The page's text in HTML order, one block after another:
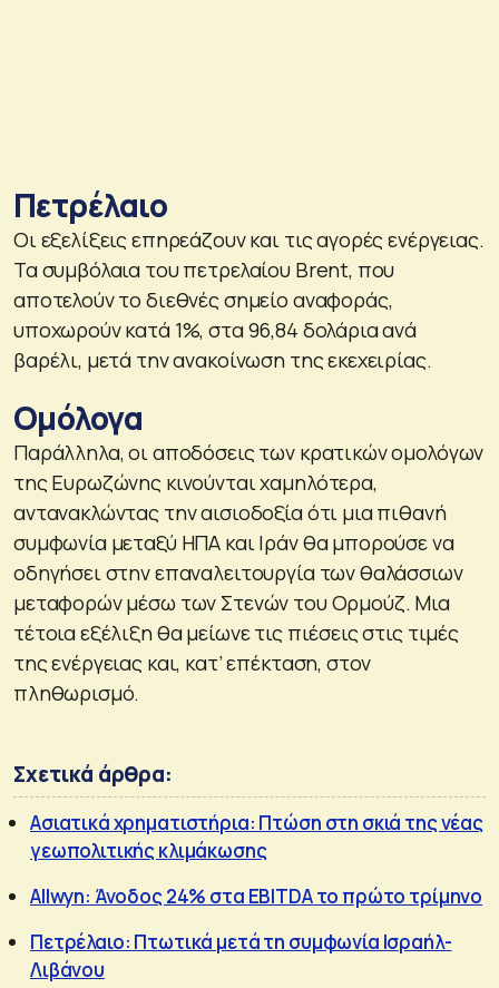
Πετρέλαιο
Οι εξελίξεις επηρεάζουν και τις αγορές ενέργειας.
Τα συμβόλαια του πετρελαίου Brent, που
αποτελούν το διεθνές σημείο αναφοράς,
υποχωρούν κατά 1%, στα 96,84 δολάρια ανά
βαρέλι, μετά την ανακοίνωση της εκεχειρίας.
Ομόλογα
Παράλληλα, οι αποδόσεις των κρατικών ομολόγων
της Ευρωζώνης κινούνται χαμηλότερα,
αντανακλώντας την αισιοδοξία ότι μια πιθανή
συμφωνία μεταξύ ΗΠΑ και Ιράν θα μπορούσε να
οδηγήσει στην επαναλειτουργία των θαλάσσιων
μεταφορών μέσω των Στενών του Ορμούζ. Μια
τέτοια εξέλιξη θα μείωνε τις πιέσεις στις τιμές
της ενέργειας και, κατ’ επέκταση, στον
πληθωρισμό.
Σχετικά άρθρα:
Ασιατικά χρηματιστήρια: Πτώση στη σκιά της νέας
γεωπολιτικής κλιμάκωσης
Allwyn: Άνοδος 24% στα EBITDA το πρώτο τρίμηνο
Πετρέλαιο: Πτωτικά μετά τη συμφωνία Ισραήλ-
Λιβάνου